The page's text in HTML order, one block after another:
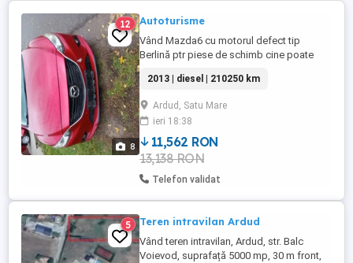
8
12 Autoturisme
Vând Mazda6 cu motorul defect tip
Berlină ptr piese de schimb cine poate
perfectă Euro 6 cauciucuri sânt f bune
gențile as ok schimbător de viteză
manuală
2013 | diesel | 210250 km
Ardud, Satu Mare
ieri 18:38
11,562 RON
13,138 RON
Telefon validat
5 Teren intravilan Ardud
Vând teren intravilan, Ardud, str. Balc
Voievod, suprafață 5000 mp, 30 m front,